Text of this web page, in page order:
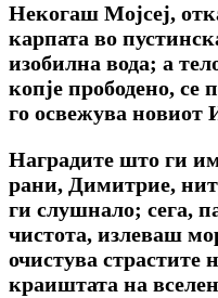
Некогаш Мојсеј,
карпата во
изобилна вода; а
копје прободено, се
го освежува новиот
Наградите што ги
рани, Димитрие,
ги слушнало; сега,
чистота, излеваш
очистува страстите
краиштата на